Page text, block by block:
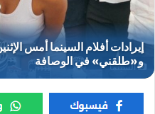
السينما